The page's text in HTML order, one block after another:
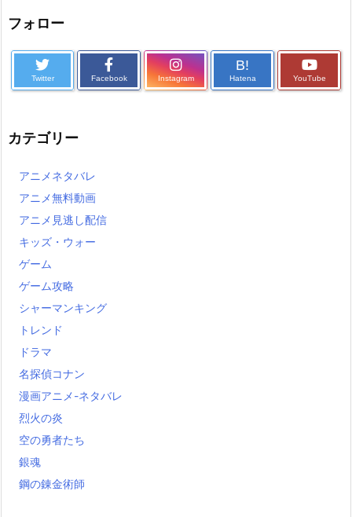
フォロー
Twitter Facebook Instagram
B!
Hatena YouTube
カテゴリー
アニメネタバレ
アニメ無料動画
アニメ見逃し配信
キッズ・ウォー
ゲーム
ゲーム攻略
シャーマンキング
トレンド
ドラマ
名探偵コナン
漫画アニメ-ネタバレ
烈火の炎
空の勇者たち
銀魂
鋼の錬金術師